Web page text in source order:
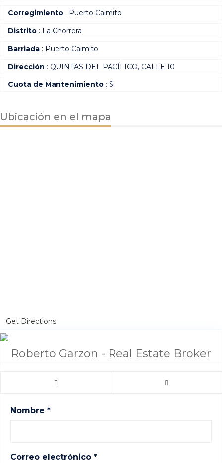
Corregimiento : Puerto Caimito
Distrito : La Chorrera
Barriada : Puerto Caimito
Dirección : QUINTAS DEL PACÍFICO, CALLE 10
Cuota de Mantenimiento : $
Ubicación en el mapa
Get Directions
Roberto Garzon - Real Estate Broker
Nombre *
Correo electrónico *